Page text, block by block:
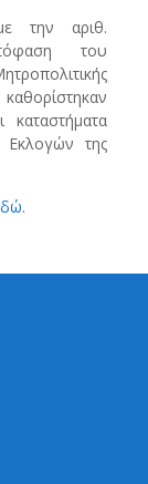
την αριθ.
του
καταστήματα
της
.